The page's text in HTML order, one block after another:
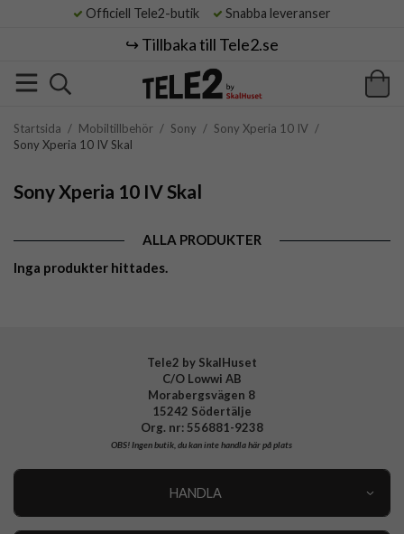
Officiell Tele2-butik Snabba leveranser
↪️ Tillbaka till Tele2.se
Startsida / Mobiltillbehör / Sony / Sony Xperia 10 IV /
Sony Xperia 10 IV Skal
Sony Xperia 10 IV Skal
ALLA PRODUKTER
Inga produkter hittades.
Tele2 by SkalHuset
C/O Lowwi AB
Morabergsvägen 8
15242 Södertälje
Org. nr: 556881-9238
OBS!Ingen butik, du kan inte handla här på plats
HANDLA